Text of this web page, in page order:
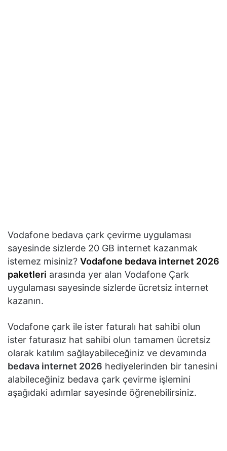
Vodafone bedava çark çevirme uygulaması
sayesinde sizlerde 20 GB internet kazanmak
istemez misiniz? Vodafone bedava internet 2026
paketleri arasında yer alan Vodafone Çark
uygulaması sayesinde sizlerde ücretsiz internet
kazanın.
Vodafone çark ile ister faturalı hat sahibi olun
ister faturasız hat sahibi olun tamamen ücretsiz
olarak katılım sağlayabileceğiniz ve devamında
bedava internet 2026 hediyelerinden bir tanesini
alabileceğiniz bedava çark çevirme işlemini
aşağıdaki adımlar sayesinde öğrenebilirsiniz.